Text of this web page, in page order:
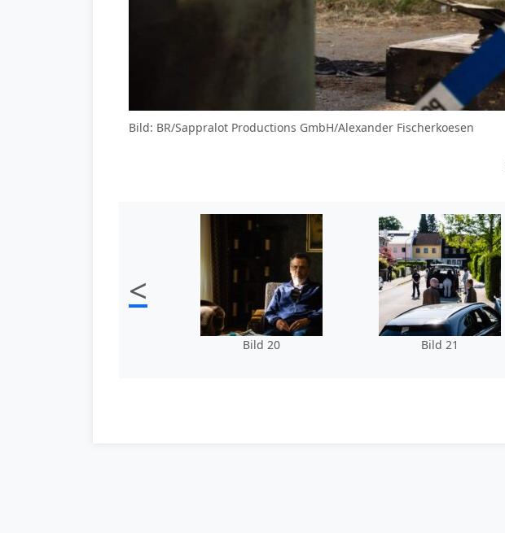
Bild: BR/Sappralot Productions GmbH/Alexander Fischerkoesen
<
Bild 20 Bild 21